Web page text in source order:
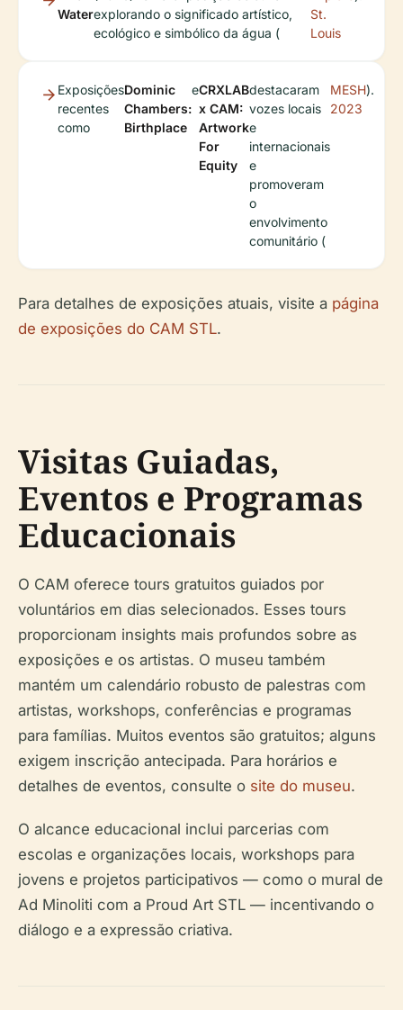
Waterexplorando o significado artístico,
ecológico e simbólico da água (
St.
Louis
Exposições
recentes
como
Dominic
Chambers:
Birthplace
eCRXLAB
x CAM:
Artwork
For
Equity
destacaram
vozes locais
e
internacionais
e
promoveram
o
envolvimento
comunitário (
MESH
2023
).
Para detalhes de exposições atuais, visite a página
de exposições do CAM STL.
Visitas Guiadas,
Eventos e Programas
Educacionais
O CAM oferece tours gratuitos guiados por
voluntários em dias selecionados. Esses tours
proporcionam insights mais profundos sobre as
exposições e os artistas. O museu também
mantém um calendário robusto de palestras com
artistas, workshops, conferências e programas
para famílias. Muitos eventos são gratuitos; alguns
exigem inscrição antecipada. Para horários e
detalhes de eventos, consulte o site do museu.
O alcance educacional inclui parcerias com
escolas e organizações locais, workshops para
jovens e projetos participativos — como o mural de
Ad Minoliti com a Proud Art STL — incentivando o
diálogo e a expressão criativa.